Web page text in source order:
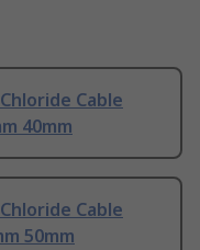
Cable
40mm
Cable
50mm